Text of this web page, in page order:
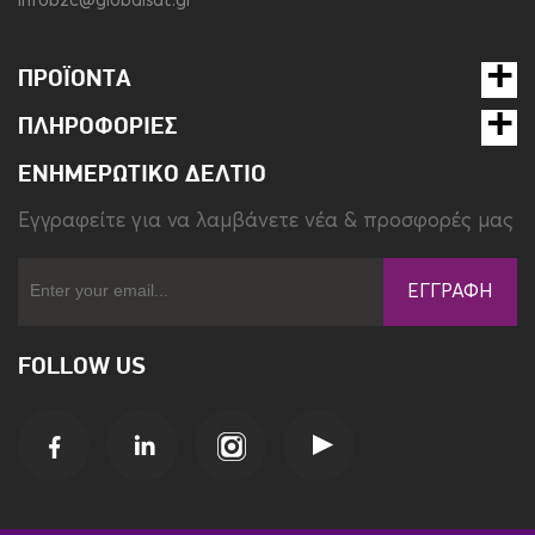
ΠΡΟΪΌΝΤΑ
ΠΛΗΡΟΦΟΡΊΕΣ
ΕΝΗΜΕΡΩΤΙΚΌ ΔΕΛΤΊΟ
Eγγραφείτε για να λαμβάνετε νέα & προσφορές μας
ΕΓΓΡΑΦΉ
FOLLOW US